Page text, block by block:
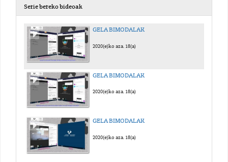
Serie bereko bideoak
GELA BIMODALAK
2020(e)ko aza. 18(a)
GELA BIMODALAK
2020(e)ko aza. 18(a)
GELA BIMODALAK
2020(e)ko aza. 18(a)